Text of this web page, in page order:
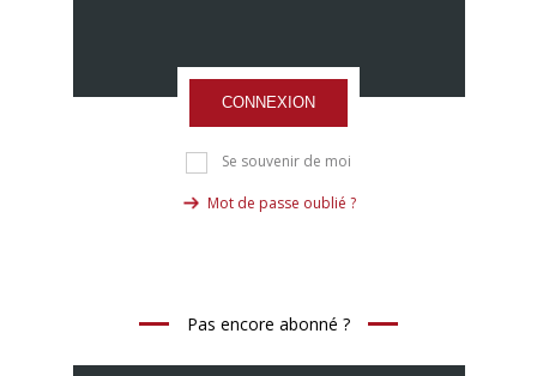
CONNEXION
Se souvenir de moi
Mot de passe oublié ?
Pas encore abonné ?